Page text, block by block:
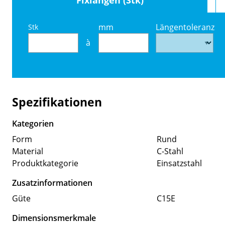
Stk
à
mm Längentoleranz
Spezifikationen
Kategorien
Form
Rund
Material
C-Stahl
Produktkategorie
Einsatzstahl
Zusatzinformationen
Güte
C15E
Dimensionsmerkmale